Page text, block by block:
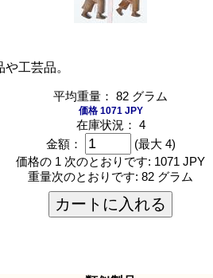
工芸品。
平均重量： 82 グラム
価格 1071 JPY
在庫状況： 4
金額：
(最大 4)
価格の 1 次のとおりです: 1071 JPY
重量次のとおりです: 82 グラム
カートに入れる